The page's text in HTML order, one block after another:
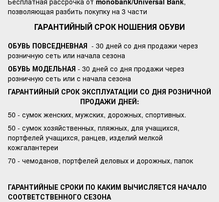
позволяющая разбить покупку на 3 части
ГАРАНТИЙНЫЙ СРОК НОШЕНИЯ ОБУВИ
ОБУВЬ ПОВСЕДНЕВНАЯ - 30 дней со дня продажи через
розничную сеть или начала сезона
ОБУВЬ МОДЕЛЬНАЯ - 30 дней со дня продажи через
розничную сеть или с начала сезона
ГАРАНТИЙНЫЙ СРОК ЭКСПЛУАТАЦИИ СО ДНЯ РОЗНИЧНОЙ
ПРОДАЖИ ДНЕЙ:
50 - сумок женских, мужских, дорожных, спортивных.
50 - сумок хозяйственных, пляжных, для учащихся,
портфелей учащихся, ранцев, изделий мелкой
кожгалантереи
70 - чемоданов, портфелей деловых и дорожных, папок
ГАРАНТИЙНЫЕ СРОКИ ПО КАКИМ ВЫЧИСЛЯЕТСЯ НАЧАЛО
СООТВЕТСТВЕННОГО СЕЗОНА